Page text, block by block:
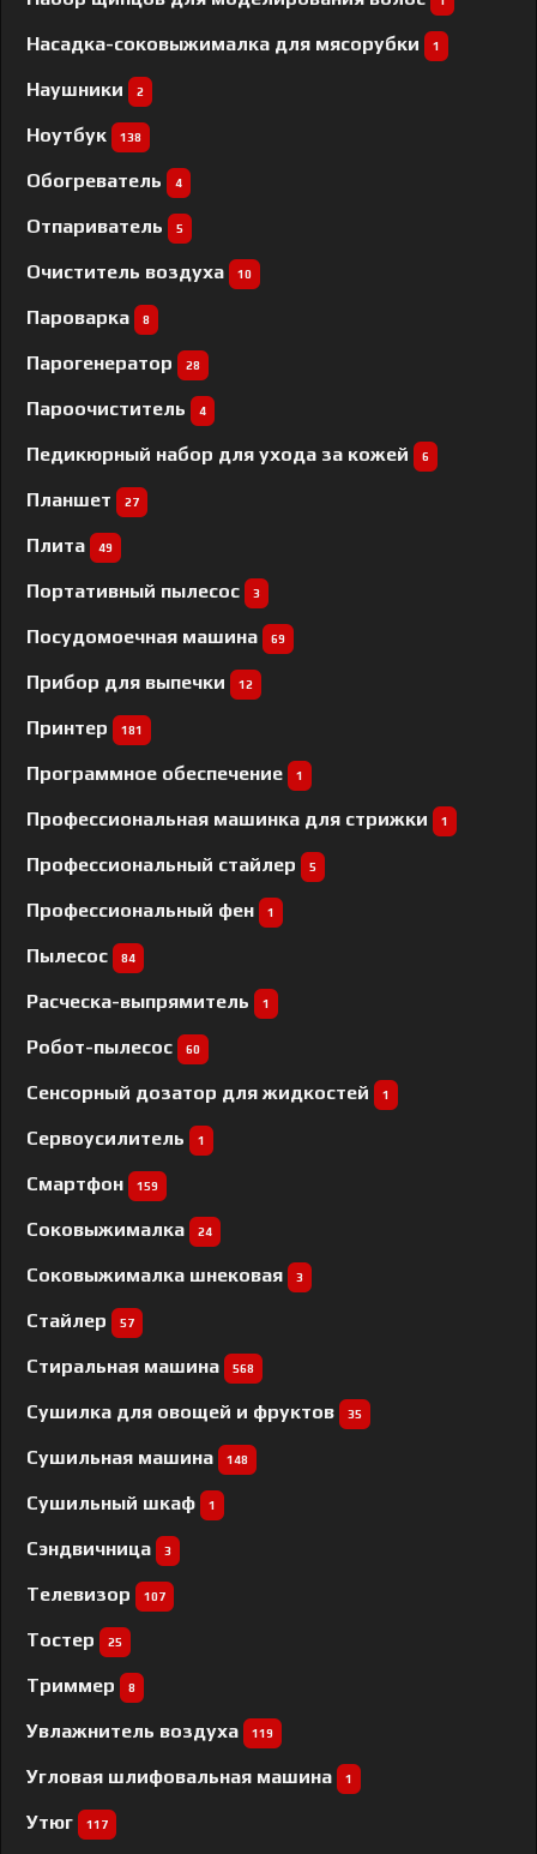
Насадка-соковыжималка для мясорубки 1
Наушники 2
Ноутбук 138
Обогреватель 4
Отпариватель 5
Очиститель воздуха 10
Пароварка 8
Парогенератор 28
Пароочиститель 4
Педикюрный набор для ухода за кожей 6
Планшет 27
Плита 49
Портативный пылесос 3
Посудомоечная машина 69
Прибор для выпечки 12
Принтер 181
Программное обеспечение 1
Профессиональная машинка для стрижки 1
Профессиональный cтайлер 5
Профессиональный фен 1
Пылесос 84
Расческа-выпрямитель 1
Робот-пылесос 60
Сенсорный дозатор для жидкостей 1
Сервоусилитель 1
Смартфон 159
Соковыжималка 24
Соковыжималка шнековая 3
Стайлер 57
Стиральная машина 568
Сушилка для овощей и фруктов 35
Сушильная машина 148
Сушильный шкаф 1
Сэндвичница 3
Телевизор 107
Тостер 25
Триммер 8
Увлажнитель воздуха 119
Угловая шлифовальная машина 1
Утюг 117